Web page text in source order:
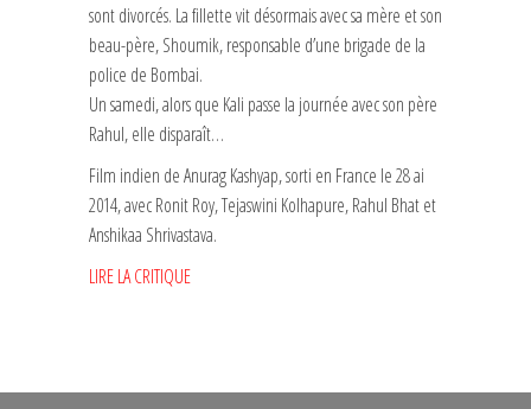
sont divorcés. La fillette vit désormais avec sa mère et son
beau-père, Shoumik, responsable d’une brigade de la
police de Bombai.
Un samedi, alors que Kali passe la journée avec son père
Rahul, elle disparaît…
Film indien de Anurag Kashyap, sorti en France le 28 ai
2014, avec Ronit Roy, Tejaswini Kolhapure, Rahul Bhat et
Anshikaa Shrivastava.
LIRE LA CRITIQUE